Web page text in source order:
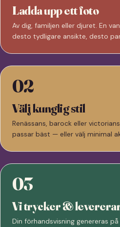
Ladda upp ett foto
Av dig, familjen eller djuret. En
desto tydligare ansikte, desto
02
Välj kunglig stil
Renässans, barock eller
passar bäst — eller välj minimal
03
Vi trycker &
Din förhandsvisning genereras